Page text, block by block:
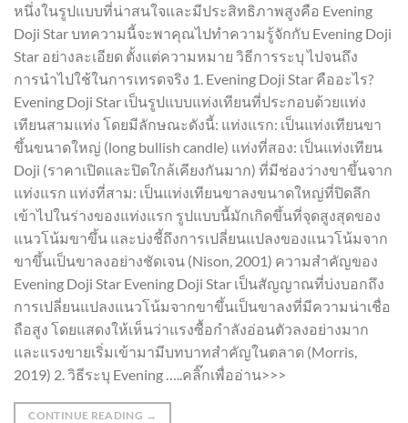
หนึ่งในรูปแบบที่น่าสนใจและมีประสิทธิภาพสูงคือ Evening
Doji Star บทความนี้จะพาคุณไปทำความรู้จักกับ Evening Doji
Star อย่างละเอียด ตั้งแต่ความหมาย วิธีการระบุ ไปจนถึง
การนำไปใช้ในการเทรดจริง 1. Evening Doji Star คืออะไร?
Evening Doji Star เป็นรูปแบบแท่งเทียนที่ประกอบด้วยแท่ง
เทียนสามแท่ง โดยมีลักษณะดังนี้: แท่งแรก: เป็นแท่งเทียนขา
ขึ้นขนาดใหญ่ (long bullish candle) แท่งที่สอง: เป็นแท่งเทียน
Doji (ราคาเปิดและปิดใกล้เคียงกันมาก) ที่มีช่องว่างขาขึ้นจาก
แท่งแรก แท่งที่สาม: เป็นแท่งเทียนขาลงขนาดใหญ่ที่ปิดลึก
เข้าไปในร่างของแท่งแรก รูปแบบนี้มักเกิดขึ้นที่จุดสูงสุดของ
แนวโน้มขาขึ้น และบ่งชี้ถึงการเปลี่ยนแปลงของแนวโน้มจาก
ขาขึ้นเป็นขาลงอย่างชัดเจน (Nison, 2001) ความสำคัญของ
Evening Doji Star Evening Doji Star เป็นสัญญาณที่บ่งบอกถึง
การเปลี่ยนแปลงแนวโน้มจากขาขึ้นเป็นขาลงที่มีความน่าเชื่อ
ถือสูง โดยแสดงให้เห็นว่าแรงซื้อกำลังอ่อนตัวลงอย่างมาก
และแรงขายเริ่มเข้ามามีบทบาทสำคัญในตลาด (Morris,
2019) 2. วิธีระบุ Evening …..คลิ๊กเพื่ออ่าน>>>
CONTINUE READING →